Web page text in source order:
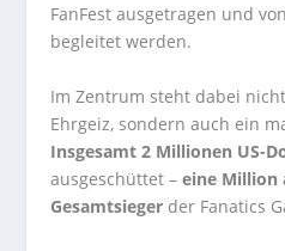
FanFest ausgetragen und
begleitet werden.
Im Zentrum steht dabei
Ehrgeiz, sondern auch ein
Insgesamt 2 Millionen US-
ausgeschüttet –eine Million
Gesamtsieger der Fanatics